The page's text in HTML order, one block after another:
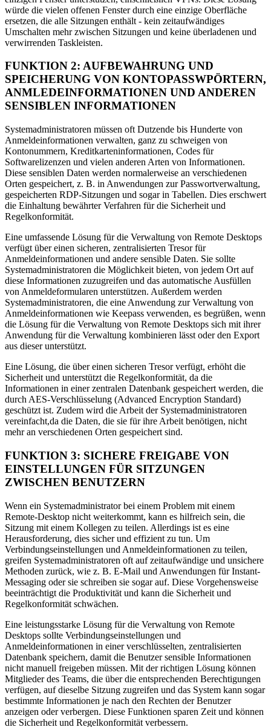
würde die vielen offenen Fenster durch eine einzige Oberfläche
ersetzen, die alle Sitzungen enthält - kein zeitaufwändiges
Umschalten mehr zwischen Sitzungen und keine überladenen und
verwirrenden Taskleisten.
FUNKTION 2: AUFBEWAHRUNG UND
SPEICHERUNG VON KONTOPASSWPÖRTERN,
ANMLEDEINFORMATIONEN UND ANDEREN
SENSIBLEN INFORMATIONEN
Systemadministratoren müssen oft Dutzende bis Hunderte von
Anmeldeinformationen verwalten, ganz zu schweigen von
Kontonummern, Kreditkarteninformationen, Codes für
Softwarelizenzen und vielen anderen Arten von Informationen.
Diese sensiblen Daten werden normalerweise an verschiedenen
Orten gespeichert, z. B. in Anwendungen zur Passwortverwaltung,
gespeicherten RDP-Sitzungen und sogar in Tabellen. Dies erschwert
die Einhaltung bewährter Verfahren für die Sicherheit und
Regelkonformität.
Eine umfassende Lösung für die Verwaltung von Remote Desktops
verfügt über einen sicheren, zentralisierten Tresor für
Anmeldeinformationen und andere sensible Daten. Sie sollte
Systemadministratoren die Möglichkeit bieten, von jedem Ort auf
diese Informationen zuzugreifen und das automatische Ausfüllen
von Anmeldeformularen unterstützen. Außerdem werden
Systemadministratoren, die eine Anwendung zur Verwaltung von
Anmeldeinformationen wie Keepass verwenden, es begrüßen, wenn
die Lösung für die Verwaltung von Remote Desktops sich mit ihrer
Anwendung für die Verwaltung kombinieren lässt oder den Export
aus dieser unterstützt.
Eine Lösung, die über einen sicheren Tresor verfügt, erhöht die
Sicherheit und unterstützt die Regelkonformität, da die
Informationen in einer zentralen Datenbank gespeichert werden, die
durch AES-Verschlüsselung (Advanced Encryption Standard)
geschützt ist. Zudem wird die Arbeit der Systemadministratoren
vereinfacht,da die Daten, die sie für ihre Arbeit benötigen, nicht
mehr an verschiedenen Orten gespeichert sind.
FUNKTION 3: SICHERE FREIGABE VON
EINSTELLUNGEN FÜR SITZUNGEN
ZWISCHEN BENUTZERN
Wenn ein Systemadministrator bei einem Problem mit einem
Remote-Desktop nicht weiterkommt, kann es hilfreich sein, die
Sitzung mit einem Kollegen zu teilen. Allerdings ist es eine
Herausforderung, dies sicher und effizient zu tun. Um
Verbindungseinstellungen und Anmeldeinformationen zu teilen,
greifen Systemadministratoren oft auf zeitaufwändige und unsichere
Methoden zurück, wie z. B. E-Mail und Anwendungen für Instant-
Messaging oder sie schreiben sie sogar auf. Diese Vorgehensweise
beeinträchtigt die Produktivität und kann die Sicherheit und
Regelkonformität schwächen.
Eine leistungsstarke Lösung für die Verwaltung von Remote
Desktops sollte Verbindungseinstellungen und
Anmeldeinformationen in einer verschlüsselten, zentralisierten
Datenbank speichern, damit die Benutzer sensible Informationen
nicht manuell freigeben müssen. Mit der richtigen Lösung können
Mitglieder des Teams, die über die entsprechenden Berechtigungen
verfügen, auf dieselbe Sitzung zugreifen und das System kann sogar
bestimmte Informationen je nach den Rechten der Benutzer
anzeigen oder verbergen. Diese Funktionen sparen Zeit und können
die Sicherheit und Regelkonformität verbessern.